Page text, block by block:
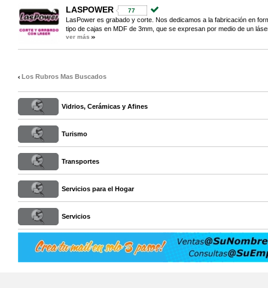
LASPOWER 77
LasPower es grabado y corte. Nos dedicamos a la fabricación en
tipo de cajas en MDF de 3mm, que se expresan por medio de un
ver más
Los Rubros Mas Buscados
Vidrios, Cerámicas y Afines
Turismo
Transportes
Servicios para el Hogar
Servicios